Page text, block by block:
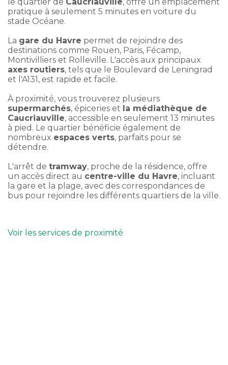
pratique à seulement 5 minutes en voiture du
stade Océane.
La gare du Havre permet de rejoindre des
destinations comme Rouen, Paris, Fécamp,
Montivilliers et Rolleville. L'accès aux principaux
axes routiers, tels que le Boulevard de Leningrad
et l'A131, est rapide et facile.
À proximité, vous trouverez plusieurs
supermarchés, épiceries et la médiathèque de
Caucriauville, accessible en seulement 13 minutes
à pied. Le quartier bénéficie également de
nombreux espaces verts, parfaits pour se
détendre.
L'arrêt de tramway, proche de la résidence, offre
un accès direct au centre-ville du Havre, incluant
la gare et la plage, avec des correspondances de
bus pour rejoindre les différents quartiers de la ville.
Voir les services de proximité